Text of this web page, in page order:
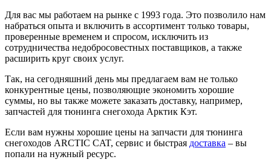
Для вас мы работаем на рынке с 1993 года. Это позволило нам
набраться опыта и включить в ассортимент только товары,
проверенные временем и спросом, исключить из
сотрудничества недобросовестных поставщиков, а также
расширить круг своих услуг.
Так, на сегодняшний день мы предлагаем вам не только
конкурентные цены, позволяющие экономить хорошие
суммы, но вы также можете заказать доставку, например,
запчастей для тюнинга снегохода Арктик Кэт.
Если вам нужны хорошие цены на запчасти для тюнинга
снегоходов ARCTIC CAT, сервис и быстрая доставка – вы
попали на нужный ресурс.